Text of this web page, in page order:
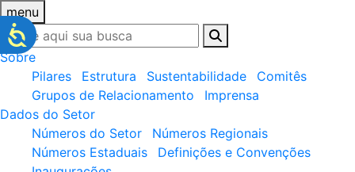
menu
Sobre
Pilares
Estrutura Sustentabilidade
Comitês
Grupos de Relacionamento
Imprensa
Dados do Setor
Números do Setor
Números Regionais
Números Estaduais
Definições e Convenções